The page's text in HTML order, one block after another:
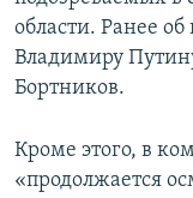
области. Ранее
Владимиру
Бортников.
Кроме этого, в
«продолжается